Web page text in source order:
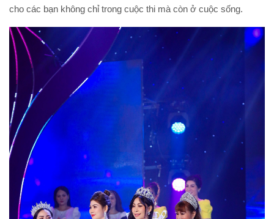
cho các bạn không chỉ trong cuộc thi mà còn ở cuộc sống.